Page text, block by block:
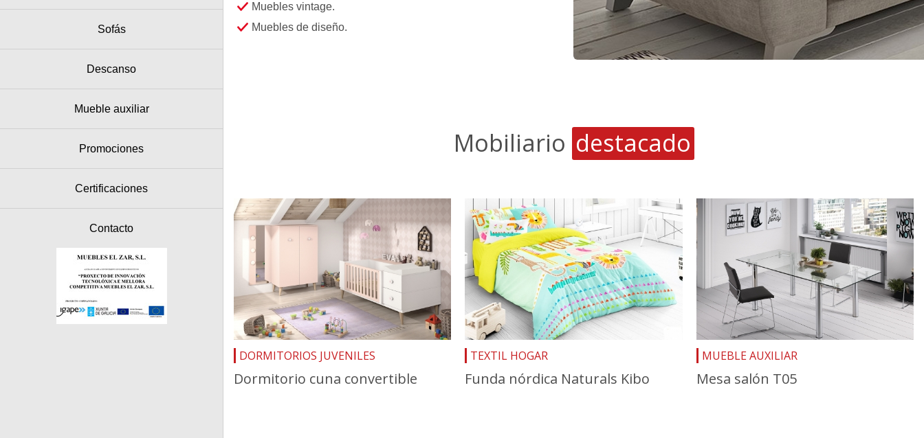
Sofás
Descanso
Mueble auxiliar
Promociones
Certificaciones
Contacto
Muebles vintage.
Muebles de diseño.
Mobiliario destacado
DORMITORIOS JUVENILES
Dormitorio cuna convertible
TEXTIL HOGAR
Funda nórdica Naturals Kibo
MUEBLE AUXILIAR
Mesa salón T05